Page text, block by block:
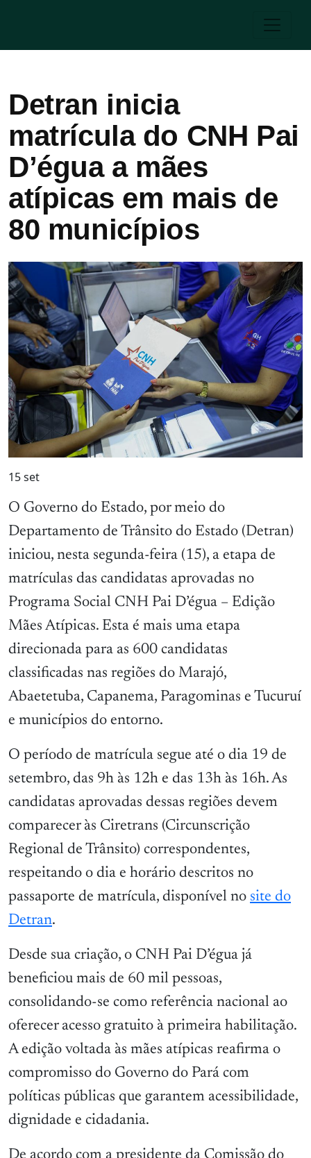
Detran inicia
matrícula do CNH Pai
D’égua a mães
atípicas em mais de
80 municípios
15set
O Governo do Estado, por meio do
Departamento de Trânsito do Estado (Detran)
iniciou, nesta segunda-feira (15), a etapa de
matrículas das candidatas aprovadas no
Programa Social CNH Pai D’égua – Edição
Mães Atípicas. Esta é mais uma etapa
direcionada para as 600 candidatas
classificadas nas regiões do Marajó,
Abaetetuba, Capanema, Paragominas e Tucuruí
e municípios do entorno.
O período de matrícula segue até o dia 19 de
setembro, das 9h às 12h e das 13h às 16h. As
candidatas aprovadas dessas regiões devem
comparecer às Ciretrans (Circunscrição
Regional de Trânsito) correspondentes,
respeitando o dia e horário descritos no
passaporte de matrícula, disponível no site do
Detran.
Desde sua criação, o CNH Pai D’égua já
beneficiou mais de 60 mil pessoas,
consolidando-se como referência nacional ao
oferecer acesso gratuito à primeira habilitação.
A edição voltada às mães atípicas reafirma o
compromisso do Governo do Pará com
políticas públicas que garantem acessibilidade,
dignidade e cidadania.